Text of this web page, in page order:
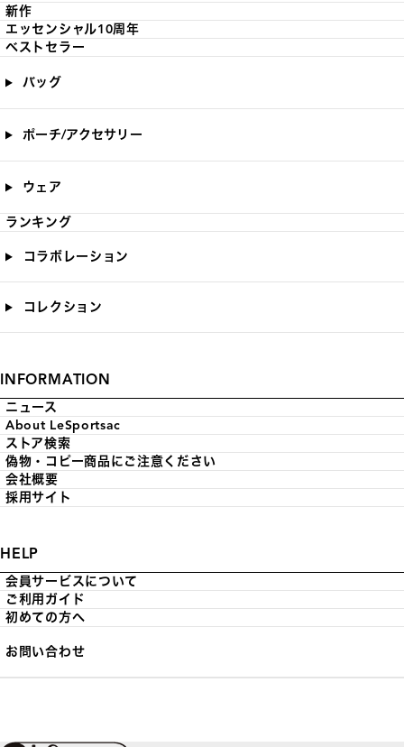
新作
エッセンシャル10周年
ベストセラー
バッグ
ポーチ/アクセサリー
ウェア
ランキング
コラボレーション
コレクション
INFORMATION
ニュース
About LeSportsac
ストア検索
偽物・コピー商品にご注意ください
会社概要
採用サイト
HELP
会員サービスについて
ご利用ガイド
初めての方へ
お問い合わせ